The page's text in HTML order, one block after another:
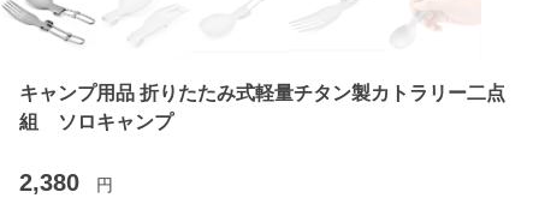
キャンプ用品 折りたたみ式軽量チタン製カトラリー二点
組 ソロキャンプ
2,380 円